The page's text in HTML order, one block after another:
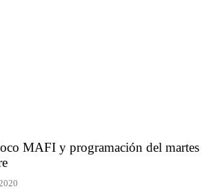
MAFI y programación del martes